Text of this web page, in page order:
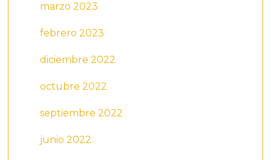
marzo 2023
febrero 2023
diciembre 2022
octubre 2022
septiembre 2022
junio 2022